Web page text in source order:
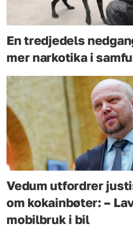
En tredjedels
mer narkotika i
Vedum utfordrer
om kokainbøter: –
mobilbruk i bil